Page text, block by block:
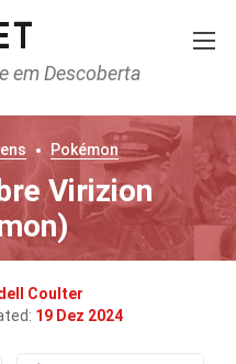
em Descoberta
Pokémon
Virizion
Coulter
19 Dez 2024